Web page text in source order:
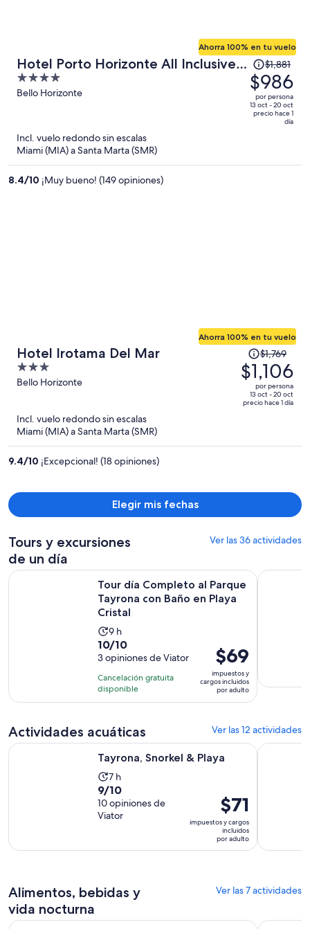
Hotel Porto Horizonte All Inclusive
by oxoHotel
4
out
Bello Horizonte
Ahorra 100% en tu vuelo
El
precio
era
de
$1,881
es
$1,881
$986
por persona
13 oct - 20 oct
precio hace 1
día
Incl. vuelo redondo sin escalas
Miami (MIA) a Santa Marta (SMR)
8.4/10 ¡Muy bueno! (149 opiniones)
Hotel Irotama Del Mar
3
out
5
Bello Horizonte
Ahorra 100% en tu vuelo
El
precio
era
de
$1,769
por
$1,769
$1,106
por persona
13 oct - 20 oct
precio hace 1 día
Incl. vuelo redondo sin escalas
Miami (MIA) a Santa Marta (SMR)
9.4/10 ¡Excepcional! (18 opiniones)
Elegir mis fechas
Tours y excursiones
de un día
Ver las 36 actividades
Tour día Completo al Parque
Tayrona con Baño en Playa
Cristal
La
actividad
dura
9
horas
9 h
10.0
de
10
con
3
10/10
3 opiniones de Viator
Cancelación gratuita
disponible
El
precio
es
de
por
$69
impuestos y
cargos incluidos
por adulto
Tour día Completo al Parque Tayrona con Baño en Playa
Viaje en
Actividades acuáticas Ver las 12 actividades
Tayrona, Snorkel & Playa
La
actividad
dura
7
7 h
9.0
de
10
10
9/10
10 opiniones de
Viator
El
precio
es
de
adulto
$71
impuestos y cargos
incluidos
por adulto
Tayrona, Snorkel & Playa Se abrirá en una nueva pestañaTour a 2
Alimentos, bebidas y
vida nocturna
Ver las 7 actividades